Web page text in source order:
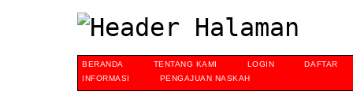
BERANDA TENTANG KAMI LOGIN
DAFTAR
INFORMASI
PENGAJUAN NASKAH